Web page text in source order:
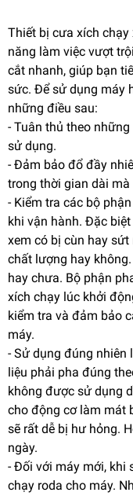
Thiết bị cưa xích
năng làm việc vượt
cắt nhanh, giúp bạn
sức. Để sử dụng máy
những điều sau:
- Tuân thủ theo
sử dụng.
- Đảm bảo đổ đầy
trong thời gian dài
- Kiểm tra các bộ
khi vận hành. Đặc
xem có bị cùn hay
chất lượng hay
hay chưa. Bộ phận
xích chạy lúc khởi
kiểm tra và đảm bảo
máy.
- Sử dụng đúng nhiên
liệu phải pha đúng
không được sử dụng
cho động cơ làm mát
sẽ rất dễ bị hư hỏng.
ngày.
- Đối với máy mới, khi
chạy roda cho máy.